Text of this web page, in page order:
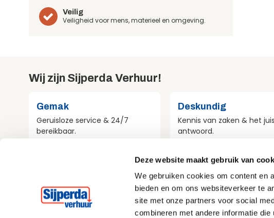
Deze website maakt gebruik van
We gebruiken cookies om content en
bieden en om ons websiteverkeer te
site met onze partners voor social
combineren met andere informatie
Veilig
Veiligheid voor mens, materieel en omgeving.
Wij zijn Sijperda Verhuur!
Gemak
Geruisloze service & 24/7
bereikbaar.
Deskundig
Kennis van zaken & het
antwoord.
project.
Aandacht voor
bij alles wat we doen.